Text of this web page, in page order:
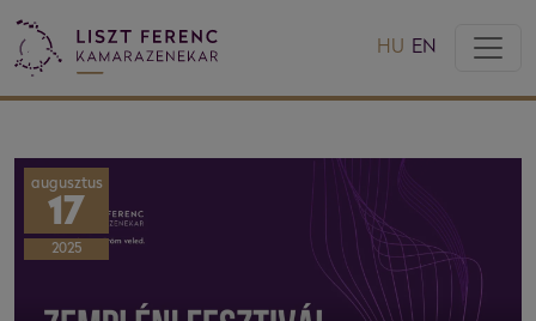
HU EN
augusztus
17
2025